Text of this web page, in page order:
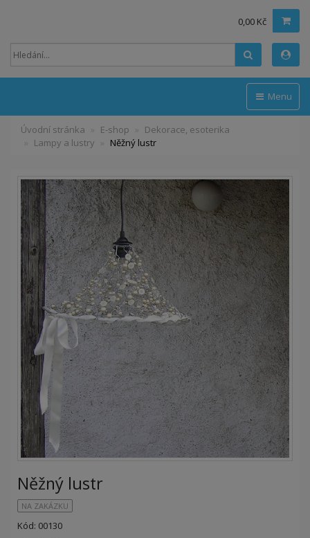
0,00 Kč
Menu
Úvodní stránka E-shop
Dekorace, esoterika
Lampy a lustry
Něžný lustr
Něžný lustr
NA ZAKÁZKU
Kód: 00130